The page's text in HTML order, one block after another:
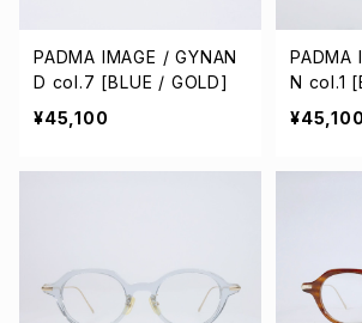
PADMA IMAGE / GYNAN
D col.7 [BLUE / GOLD]
¥45,100
PADMA
N col.1
¥45,100